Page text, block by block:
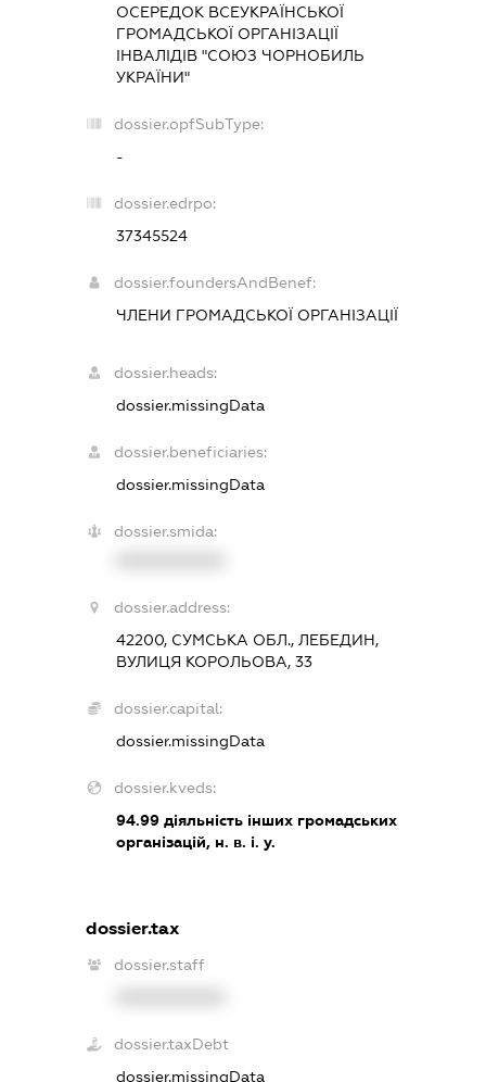
ОСЕРЕДОК ВСЕУКРАЇНСЬКОЇ
ГРОМАДСЬКОЇ ОРГАНІЗАЦІЇ
ІНВАЛІДІВ "СОЮЗ ЧОРНОБИЛЬ
УКРАЇНИ"
dossier.opfSubType:
-
dossier.edrpo:
37345524
dossier.foundersAndBenef:
ЧЛЕНИ ГРОМАДСЬКОЇ ОРГАНІЗАЦІЇ
dossier.heads:
dossier.missingData
dossier.beneficiaries:
dossier.missingData
dossier.smida:
dossier.address:
42200, СУМСЬКА ОБЛ., ЛЕБЕДИН,
ВУЛИЦЯ КОРОЛЬОВА, 33
dossier.capital:
dossier.missingData
dossier.kveds:
94.99діяльність інших громадських
організацій, н. в. і. у.
dossier.tax
dossier.staff
dossier.taxDebt
dossier.missingData